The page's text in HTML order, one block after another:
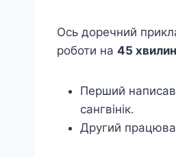
Ось доречний
роботи на 45 хвилин
Перший написав
сангвінік.
Другий